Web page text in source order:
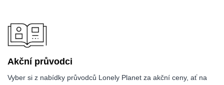
Akční průvodci
Vyber si z nabídky průvodců Lonely Planet za akční ceny, ať na